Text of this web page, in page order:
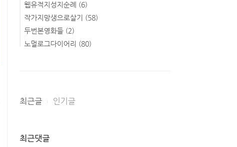
웹유적지성지순례 (6)
작가지망생으로살기 (58)
두번본영화들 (2)
노멀로그다이어리 (80)
최근글 인기글
최근댓글